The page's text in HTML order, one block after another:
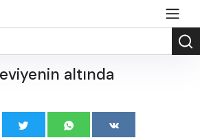
altında